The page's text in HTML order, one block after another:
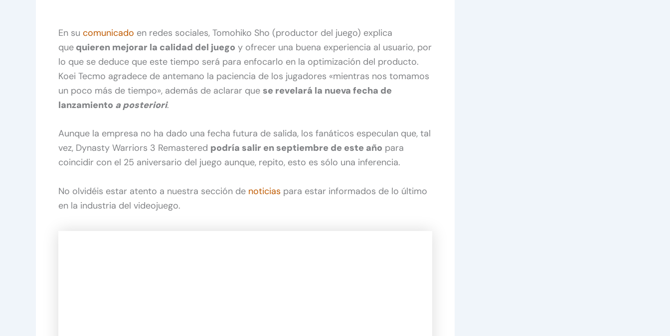
En su comunicado en redes sociales, Tomohiko Sho (productor del juego) explica
que quieren mejorar la calidad del juego y ofrecer una buena experiencia al usuario, por
lo que se deduce que este tiempo será para enfocarlo en la optimización del producto.
Koei Tecmo agradece de antemano la paciencia de los jugadores «mientras nos tomamos
un poco más de tiempo», además de aclarar que se revelará la nueva fecha de
lanzamiento a posteriori.
Aunque la empresa no ha dado una fecha futura de salida, los fanáticos especulan que, tal
vez, Dynasty Warriors 3 Remastered podría salir en septiembre de este año para
coincidir con el 25 aniversario del juego aunque, repito, esto es sólo una inferencia.
No olvidéis estar atento a nuestra sección de noticias para estar informados de lo último
en la industria del videojuego.